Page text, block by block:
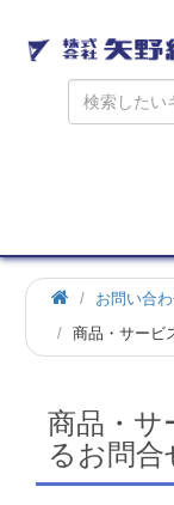
お問い合
商品・サービ
商品・サ
るお問合